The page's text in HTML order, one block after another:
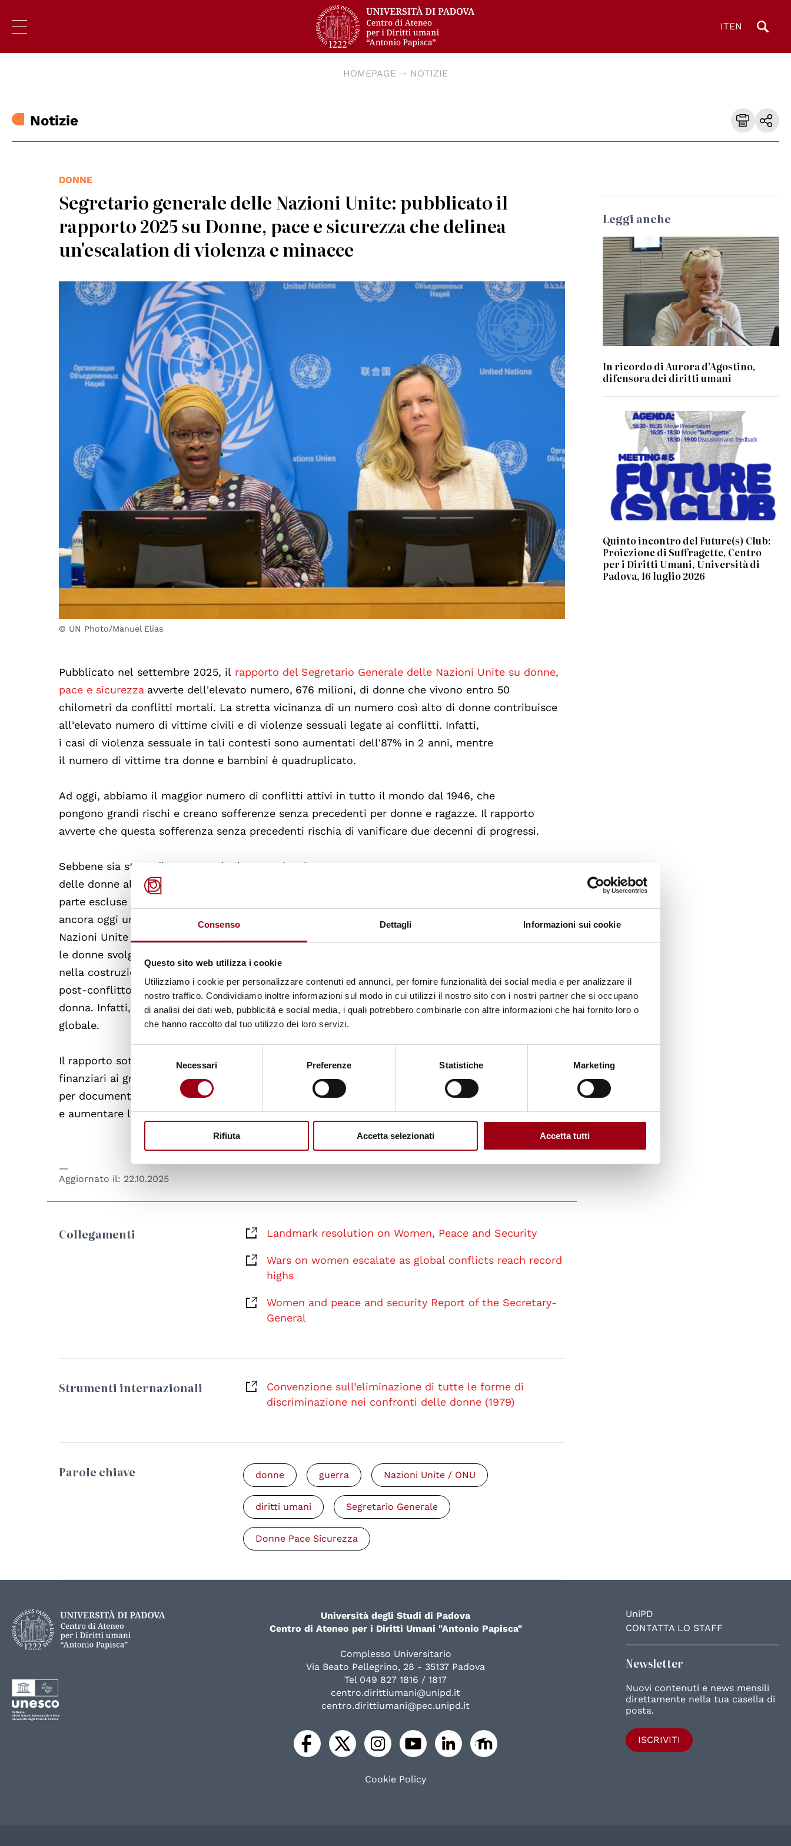
Consenso Dettagli Informazioni sui cookie
Questo sito web utilizza i cookie
Utilizziamo i cookie per personalizzare contenuti ed annunci, per fornire funzionalità dei social media e per analizzare il
nostro traffico. Condividiamo inoltre informazioni sul modo in cui utilizzi il nostro sito con i nostri partner che si occupano
di analisi dei dati web, pubblicità e social media, i quali potrebbero combinarle con altre informazioni che hai fornito loro o
che hanno raccolto dal tuo utilizzo dei loro servizi.
del
consenso
Necessari Preferenze Statistiche Marketing
Rifiuta Accetta selezionati Accetta tutti
ITEN
HOMEPAGE NOTIZIE
Notizie
DONNE
Segretario generale delle Nazioni Unite: pubblicato il
rapporto 2025 su Donne, pace e sicurezza che delinea
un'escalation di violenza e minacce
© UN Photo/Manuel Elías
Pubblicato nel settembre 2025, il rapporto del Segretario Generale delle Nazioni Unite su donne,
pace e sicurezza avverte dell'elevato numero, 676 milioni, di donne che vivono entro 50
chilometri da conflitti mortali. La stretta vicinanza di un numero così alto di donne contribuisce
all'elevato numero di vittime civili e di violenze sessuali legate ai conflitti. Infatti,
i casi di violenza sessuale in tali contesti sono aumentati dell'87% in 2 anni, mentre
il numero di vittime tra donne e bambini è quadruplicato.
Ad oggi, abbiamo il maggior numero di conflitti attivi in tutto il mondo dal 1946, che
pongono grandi rischi e creano sofferenze senza precedenti per donne e ragazze. Il rapporto
avverte che questa sofferenza senza precedenti rischia di vanificare due decenni di progressi.
Sebbene sia stato dimostrato che la partecipazione
delle donne alle politiche di pacificazione rende la pace più duratura, le donne rimangono in gran
parte escluse dai processi decisionali. Infatti, la
ancora oggi una risoluzione storica su donne, pace e sicurezza. Il Consiglio di Sicurezza delle
Nazioni Unite ha adottato questa risoluzione per riaffermare il ruolo importante che
le donne svolgono nella prevenzione e risoluzione dei conflitti armati, nei negoziati di pace,
nella costruzione e mantenimento della pace, nella risposta umanitaria e nella ricostruzione
post-conflitto.Tuttavia, nel 2024, 9 processi di pace su 10 non presentavano alcuna negoziatrice
donna. Infatti, le donne costituivano solo il 7% dei negoziatori e il 14% dei mediatori a livello
globale.
Il rapporto sottolinea la necessità di dati affidabili e accurati, la necessità di aiuti
finanziari ai gruppi di donne in prima linea nelle zone di conflitto, modi
per documentare le violazioni dei diritti umani nelle aree colpite dai conflitti
e aumentare la partecipazione delle donne nei processi di prevenzione e risoluzione dei conflitti.
Aggiornato il: 22.10.2025
Collegamenti Landmark resolution on Women, Peace and Security
Wars on women escalate as global conflicts reach record
highs
Women and peace and security Report of the Secretary-
General
Strumenti internazionali
Convenzione sull’eliminazione di tutte le forme di
discriminazione nei confronti delle donne (1979)
Parole chiave donne guerra Nazioni Unite / ONU
diritti umani Segretario Generale
Donne Pace Sicurezza
Leggi anche
In ricordo di Aurora d'Agostino,
difensora dei diritti umani
Quinto incontro del Future(s) Club:
Proiezione di Suffragette, Centro
per i Diritti Umani, Università di
Padova, 16 luglio 2026
UniPD
CONTATTA LO STAFF
Newsletter
Nuovi contenuti e news mensili
direttamente nella tua casella di
posta.
ISCRIVITI
Università degli Studi di Padova
Centro di Ateneo per i Diritti Umani "Antonio Papisca"
Complesso Universitario
Via Beato Pellegrino, 28 - 35137 Padova
Tel 049 827 1816 / 1817
centro.dirittiumani@unipd.it
centro.dirittiumani@pec.unipd.it
Cookie Policy